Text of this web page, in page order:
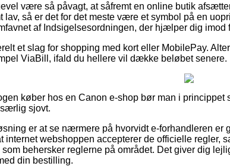
være så påvagt, at såfremt en online butik
lav, så er det for det meste være et symbol på en
af Indsigelsesordningen, der hjælper dig imod
et slag for shopping med kort eller MobilePay.
ViaBill, ifald du hellere vil dække beløbet senere.
køber hos en Canon e-shop bør man i
sjovt.
er at se nærmere på hvorvidt e-forhandleren
internet webshoppen accepterer de officielle regler,
behersker reglerne på området. Det giver dig
din bestilling.